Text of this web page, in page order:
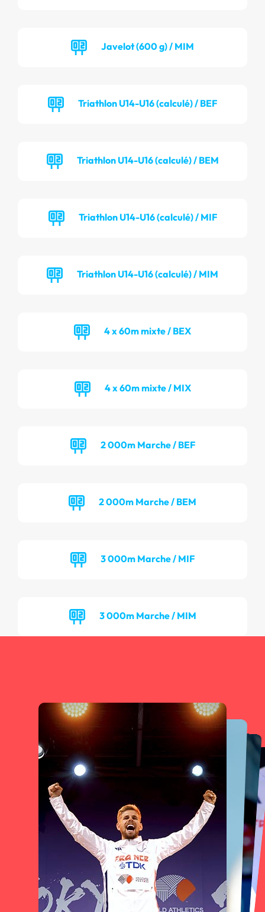
Javelot (600 g) / MIM
Triathlon U14-U16 (calculé) / BEF
Triathlon U14-U16 (calculé) / BEM
Triathlon U14-U16 (calculé) / MIF
Triathlon U14-U16 (calculé) / MIM
4 x 60m mixte / BEX
4 x 60m mixte / MIX
2 000m Marche / BEF
2 000m Marche / BEM
3 000m Marche / MIF
3 000m Marche / MIM